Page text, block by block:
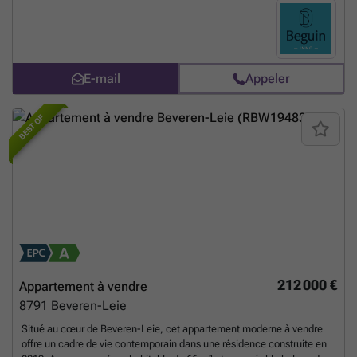
E-mail Appeler
BEST OF
212 000 €
Appartement à vendre
8791 Beveren-Leie
Situé au cœur de Beveren-Leie, cet appartement moderne à vendre
offre un cadre de vie contemporain dans une résidence construite en